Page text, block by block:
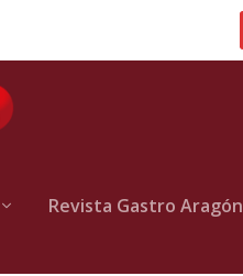
Revista Gastro Aragón